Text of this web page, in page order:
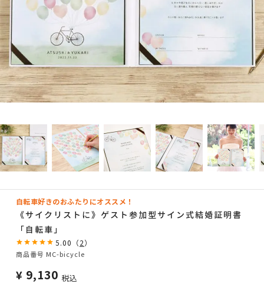
自転車好きのおふたりにオススメ！
《サイクリストに》ゲスト参加型サイン式結婚証明書
「自転車」
5.00 （ 2 ）
商品番号 MC-bicycle
¥ 9,130 税込